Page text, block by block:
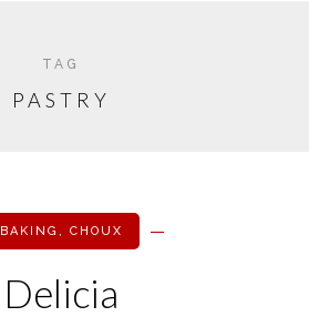
TAG
PASTRY
BAKING , CHOUX
Delicia